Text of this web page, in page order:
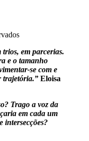
trios, em parcerias.
e o tamanho
se com e
trajetória.” Eloisa
Trago a voz da
em cada um
intersecções?